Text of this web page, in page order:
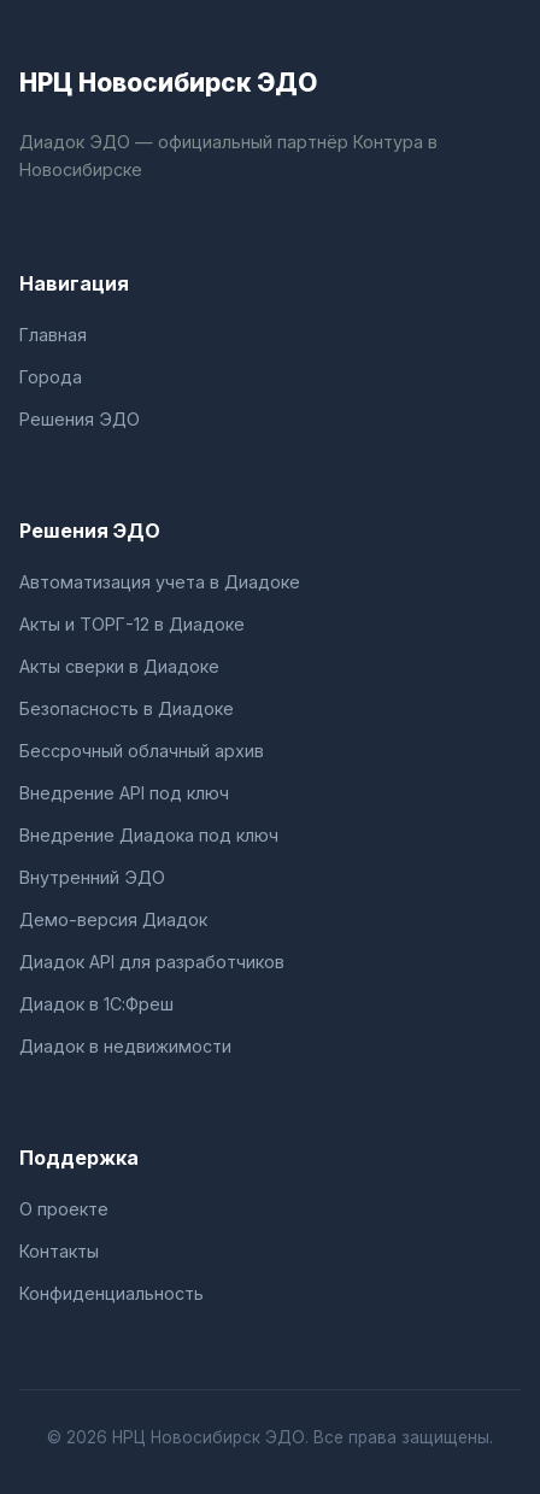
НРЦ Новосибирск ЭДО
Диадок ЭДО — официальный партнёр Контура в
Новосибирске
Навигация
Главная
Города
Решения ЭДО
Решения ЭДО
Автоматизация учета в Диадоке
Акты и ТОРГ-12 в Диадоке
Акты сверки в Диадоке
Безопасность в Диадоке
Бессрочный облачный архив
Внедрение API под ключ
Внедрение Диадока под ключ
Внутренний ЭДО
Демо-версия Диадок
Диадок API для разработчиков
Диадок в 1С:Фреш
Диадок в недвижимости
Поддержка
О проекте
Контакты
Конфиденциальность
© 2026 НРЦ Новосибирск ЭДО. Все права защищены.